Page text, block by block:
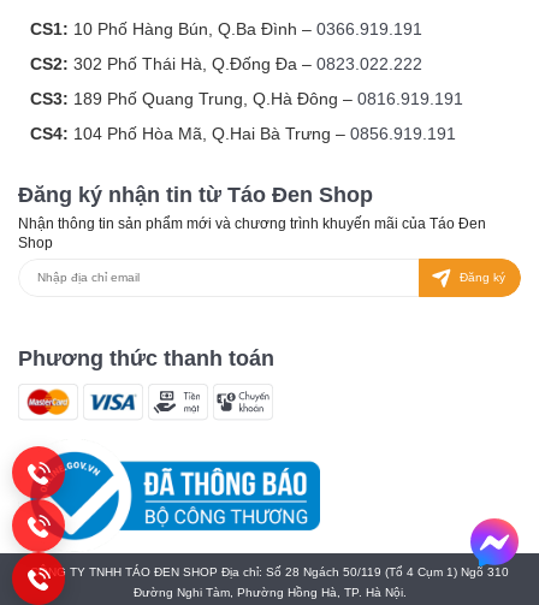
CS1: 10 Phố Hàng Bún, Q.Ba Đình – 0366.919.191
CS2: 302 Phố Thái Hà, Q.Đống Đa – 0823.022.222
CS3: 189 Phố Quang Trung, Q.Hà Đông – 0816.919.191
CS4: 104 Phố Hòa Mã, Q.Hai Bà Trưng – 0856.919.191
Đăng ký nhận tin từ Táo Đen Shop
Nhận thông tin sản phẩm mới và chương trình khuyến mãi của Táo Đen
Shop
Đăng ký
Phương thức thanh toán
CÔNG TY TNHH TÁO ĐEN SHOP Địa chỉ: Số 28 Ngách 50/119 (Tổ 4 Cụm 1) Ngõ 310
Đường Nghi Tàm, Phường Hồng Hà, TP. Hà Nội.